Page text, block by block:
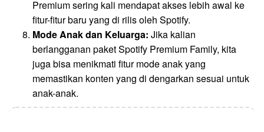
Premium sering kali mendapat akses lebih awal ke
fitur-fitur baru yang di rilis oleh Spotify.
Mode Anak dan Keluarga: Jika kalian
berlangganan paket Spotify Premium Family, kita
juga bisa menikmati fitur mode anak yang
memastikan konten yang di dengarkan sesuai untuk
anak-anak.